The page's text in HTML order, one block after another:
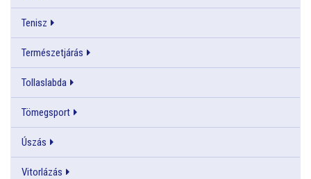
Tenisz
Természetjárás
Tollaslabda
Tömegsport
Úszás
Vitorlázás